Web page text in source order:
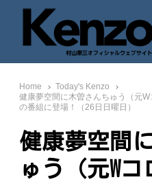
七転八起 – 村山
村山憲三ウェブサイト
Home
Today's Kenzo
健康夢空間に木曽さんちゅう（元
の番組に登場！（26日日曜日）
健康夢空間
ゅう（元W